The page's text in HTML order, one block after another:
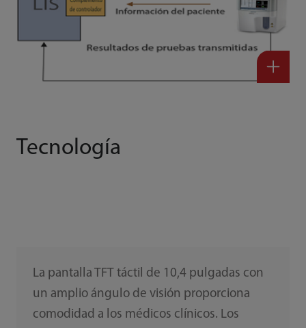
Tecnología
La pantalla TFT táctil de 10,4 pulgadas con
un amplio ángulo de visión proporciona
comodidad a los médicos clínicos. Los